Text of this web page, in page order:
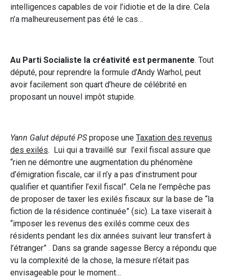
intelligences capables de voir l’idiotie et de la dire. Cela
n’a malheureusement pas été le cas…
Au Parti Socialiste la créativité est permanente. Tout
député, pour reprendre la formule d’Andy Warhol, peut
avoir facilement son quart d’heure de célébrité en
proposant un nouvel impôt stupide.
Yann Galut député PSpropose une Taxation des revenus
des exilés. Lui qui a travaillé sur l’exil fiscal assure que
“rien ne démontre une augmentation du phénomène
d’émigration fiscale, car il n’y a pas d’instrument pour
qualifier et quantifier l’exil fiscal”. Cela ne l’empêche pas
de proposer de taxer les exilés fiscaux sur la base de “la
fiction de la résidence continuée” (sic). La taxe viserait à
“imposer les revenus des exilés comme ceux des
résidents pendant les dix années suivant leur transfert à
l’étranger” . Dans sa grande sagesse Bercy a répondu que
vu la complexité de la chose, la mesure n’était pas
envisageable pour le moment…